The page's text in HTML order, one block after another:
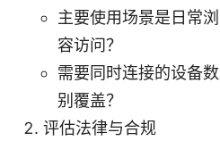
主要使用场景是日常
容访问？
需要同时连接的设备
别覆盖？
评估法律与合规